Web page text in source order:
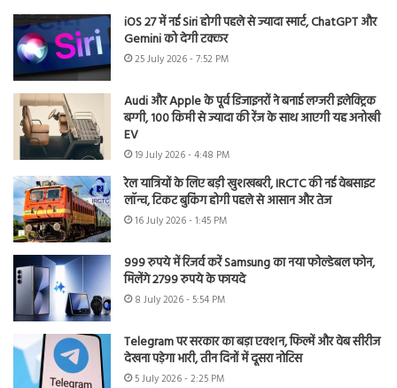
iOS 27 में नई Siri होगी पहले से ज्यादा स्मार्ट, ChatGPT और
Gemini को देगी टक्कर
25 July 2026 - 7:52 PM
Audi और Apple के पूर्व डिजाइनरों ने बनाई लग्जरी इलेक्ट्रिक
बग्गी, 100 किमी से ज्यादा की रेंज के साथ आएगी यह अनोखी
EV
19 July 2026 - 4:48 PM
रेल यात्रियों के लिए बड़ी खुशखबरी, IRCTC की नई वेबसाइट
लॉन्च, टिकट बुकिंग होगी पहले से आसान और तेज
16 July 2026 - 1:45 PM
999 रुपये में रिजर्व करें Samsung का नया फोल्डेबल फोन,
मिलेंगे 2799 रुपये के फायदे
8 July 2026 - 5:54 PM
Telegram पर सरकार का बड़ा एक्शन, फिल्में और वेब सीरीज
देखना पड़ेगा भारी, तीन दिनों में दूसरा नोटिस
5 July 2026 - 2:25 PM